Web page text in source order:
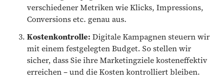
verschiedener Metriken wie Klicks, Impressions,
Conversions etc. genau aus.
Kostenkontrolle: Digitale Kampagnen steuern wir
mit einem festgelegten Budget. So stellen wir
sicher, dass Sie ihre Marketingziele kosteneffektiv
erreichen – und die Kosten kontrolliert bleiben.